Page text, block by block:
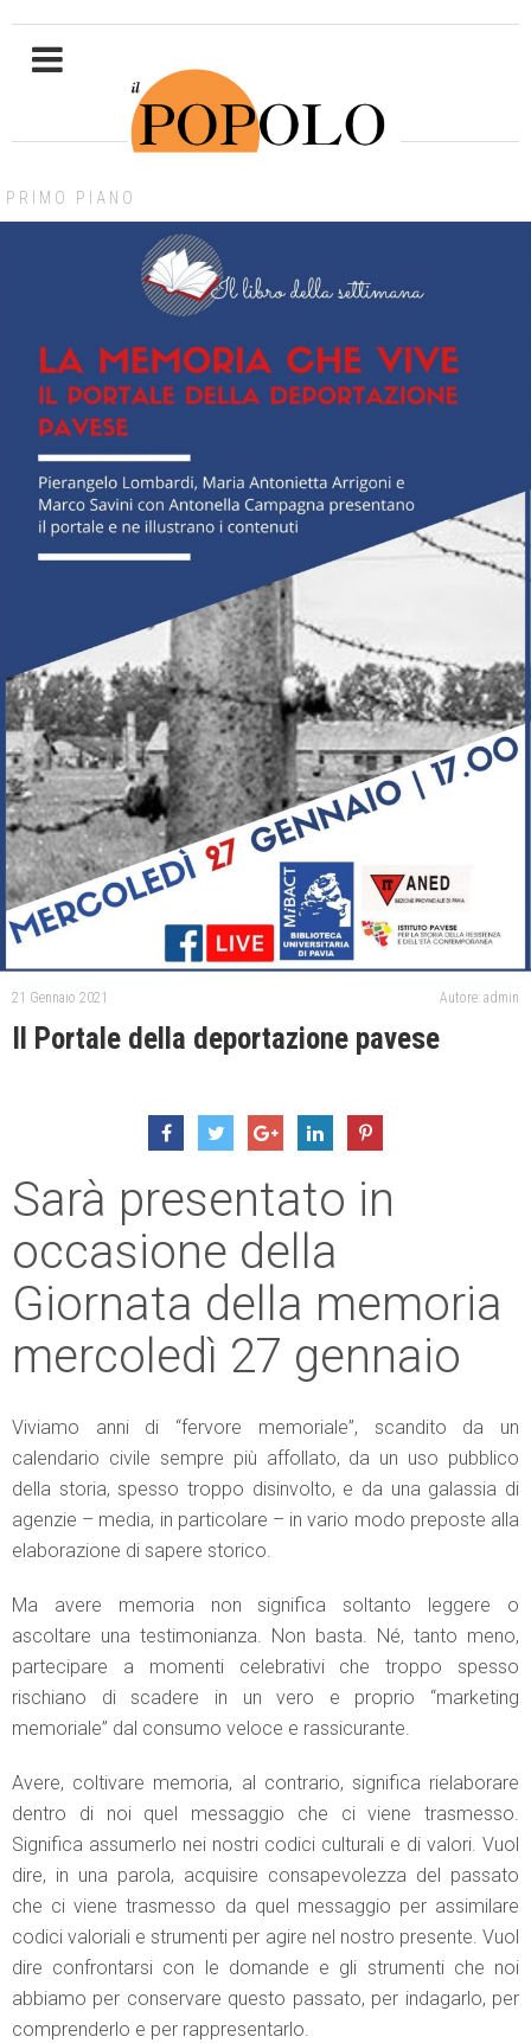
PRIMO PIANO
21 Gennaio 2021 Autore: admin
Il Portale della deportazione pavese
Sarà presentato in
occasione della
Giornata della memoria
mercoledì 27 gennaio
Viviamo anni di “fervore memoriale”, scandito da un
calendario civile sempre più affollato, da un uso pubblico
della storia, spesso troppo disinvolto, e da una galassia di
agenzie – media, in particolare – in vario modo preposte alla
elaborazione di sapere storico.
Ma avere memoria non significa soltanto leggere o
ascoltare una testimonianza. Non basta. Né, tanto meno,
partecipare a momenti celebrativi che troppo spesso
rischiano di scadere in un vero e proprio “marketing
memoriale” dal consumo veloce e rassicurante.
Avere, coltivare memoria, al contrario, significa rielaborare
dentro di noi quel messaggio che ci viene trasmesso.
Significa assumerlo nei nostri codici culturali e di valori. Vuol
dire, in una parola, acquisire consapevolezza del passato
che ci viene trasmesso da quel messaggio per assimilare
codici valoriali e strumenti per agire nel nostro presente. Vuol
dire confrontarsi con le domande e gli strumenti che noi
abbiamo per conservare questo passato, per indagarlo, per
comprenderlo e per rappresentarlo.